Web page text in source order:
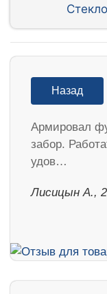
Назад
Армировал
забор.
удов…
Лисицын А.,